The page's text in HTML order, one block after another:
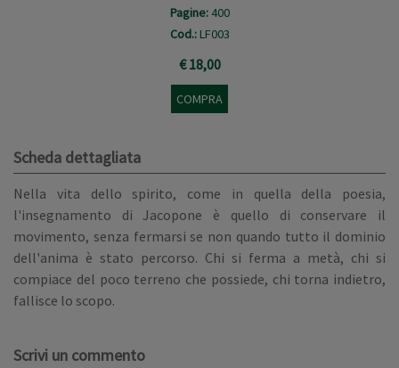
Pagine: 400
Cod.:LF003
€ 18,00
COMPRA
Scheda dettagliata
Nella vita dello spirito, come in quella della poesia,
l'insegnamento di Jacopone è quello di conservare il
movimento, senza fermarsi se non quando tutto il dominio
dell'anima è stato percorso. Chi si ferma a metà, chi si
compiace del poco terreno che possiede, chi torna indietro,
fallisce lo scopo.
Scrivi un commento